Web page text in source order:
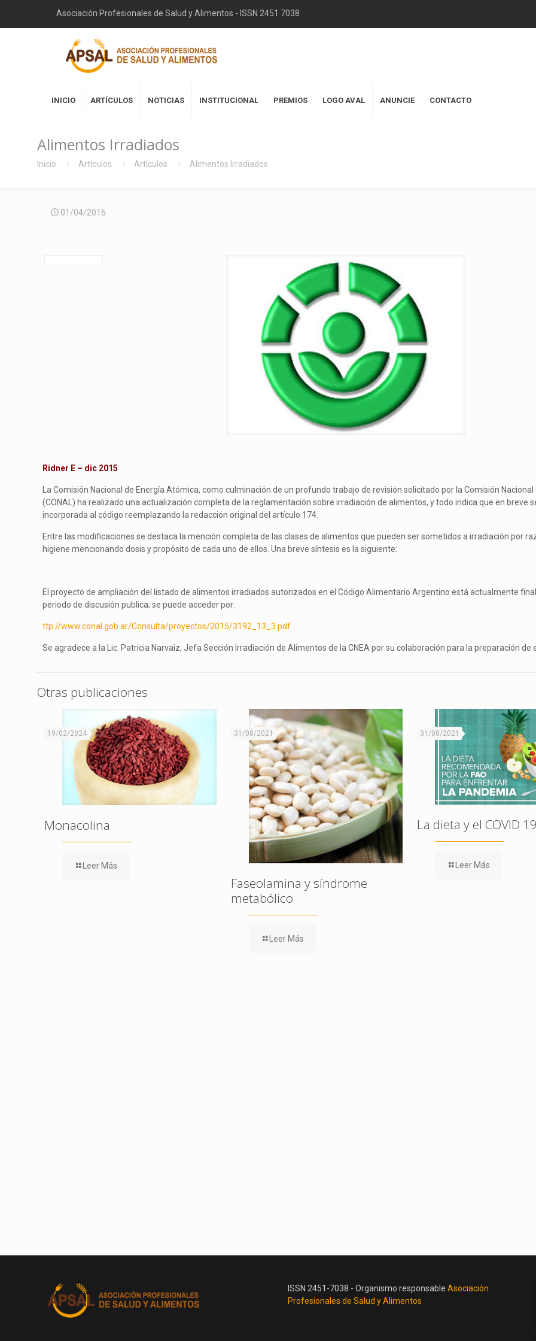
Asociación Profesionales de Salud y Alimentos - ISSN 2451 7038
INICIO ARTÍCULOS NOTICIAS INSTITUCIONAL PREMIOS LOGO AVAL ANUNCIE CONTACTO
Alimentos Irradiados
Inicio Artículos Artículos Alimentos Irradiados
01/04/2016
Ridner E – dic 2015
La Comisión Nacional de Energía Atómica, como culminación de un profundo trabajo de revisión solicitado por la Comisión
(CONAL) ha realizado una actualización completa de la reglamentación sobre irradiación de alimentos, y todo indica que en breve
incorporada al código reemplazando la redacción original del artículo 174.
Entre las modificaciones se destaca la mención completa de las clases de alimentos que pueden ser sometidos a irradiación por
higiene mencionando dosis y propósito de cada uno de ellos. Una breve síntesis es la siguiente:
El proyecto de ampliación del listado de alimentos irradiados autorizados en el Código Alimentario Argentino está actualmente
periodo de discusión publica; se puede acceder por:
ttp://www.conal.gob.ar/Consulta/proyectos/2015/3192_13_3.pdf
Se agradece a la Lic. Patricia Narvaiz, Jefa Sección Irradiación de Alimentos de la CNEA por su colaboración para la preparación de
Otras publicaciones
19/02/2024
Monacolina
Leer Más
31/08/2021
Faseolamina y síndrome
metabólico
Leer Más
31/08/2021
La dieta y el COVID
Leer Más
ISSN 2451-7038 - Organismo responsable Asociación
Profesionales de Salud y Alimentos